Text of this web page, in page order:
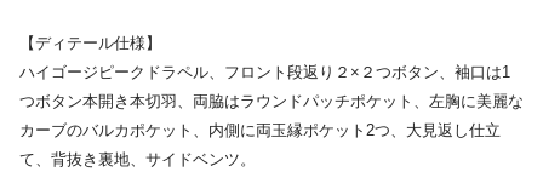
【ディテール仕様】
ハイゴージピークドラペル、フロント段返り２×２つボタン、袖口は1
つボタン本開き本切羽、両脇はラウンドパッチポケット、左胸に美麗な
カーブのバルカポケット、内側に両玉縁ポケット2つ、大見返し仕立
て、背抜き裏地、サイドベンツ。